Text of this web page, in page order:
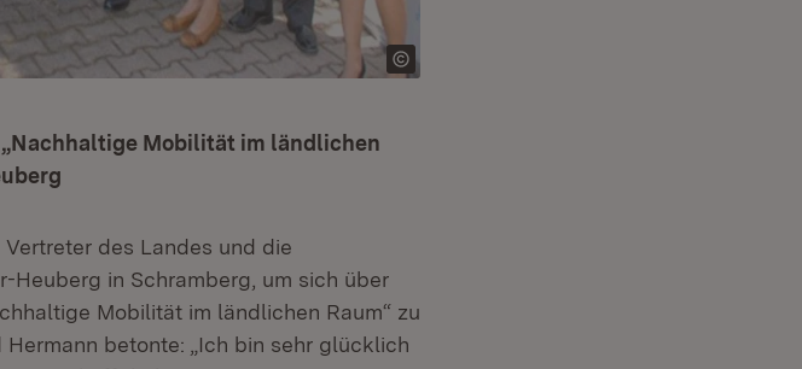
Mobilität im ländlichen
des Landes und die
Heuberg in Schramberg, um sich über
Mobilität im ländlichen Raum“ zu
betonte: „Ich bin sehr glücklich